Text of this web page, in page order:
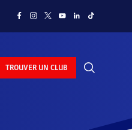
TROUVER UN CLUB